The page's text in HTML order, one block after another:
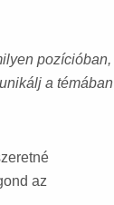
pozícióban,
a témában
az